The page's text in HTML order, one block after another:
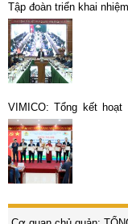
Tập đoàn triển khai
VIMICO: Tổng kết
động năm 2026